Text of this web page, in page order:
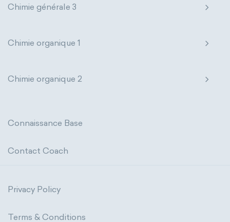
Chimie générale 3
Chimie organique 1
Chimie organique 2
Connaissance Base
Contact Coach
Privacy Policy
Terms & Conditions